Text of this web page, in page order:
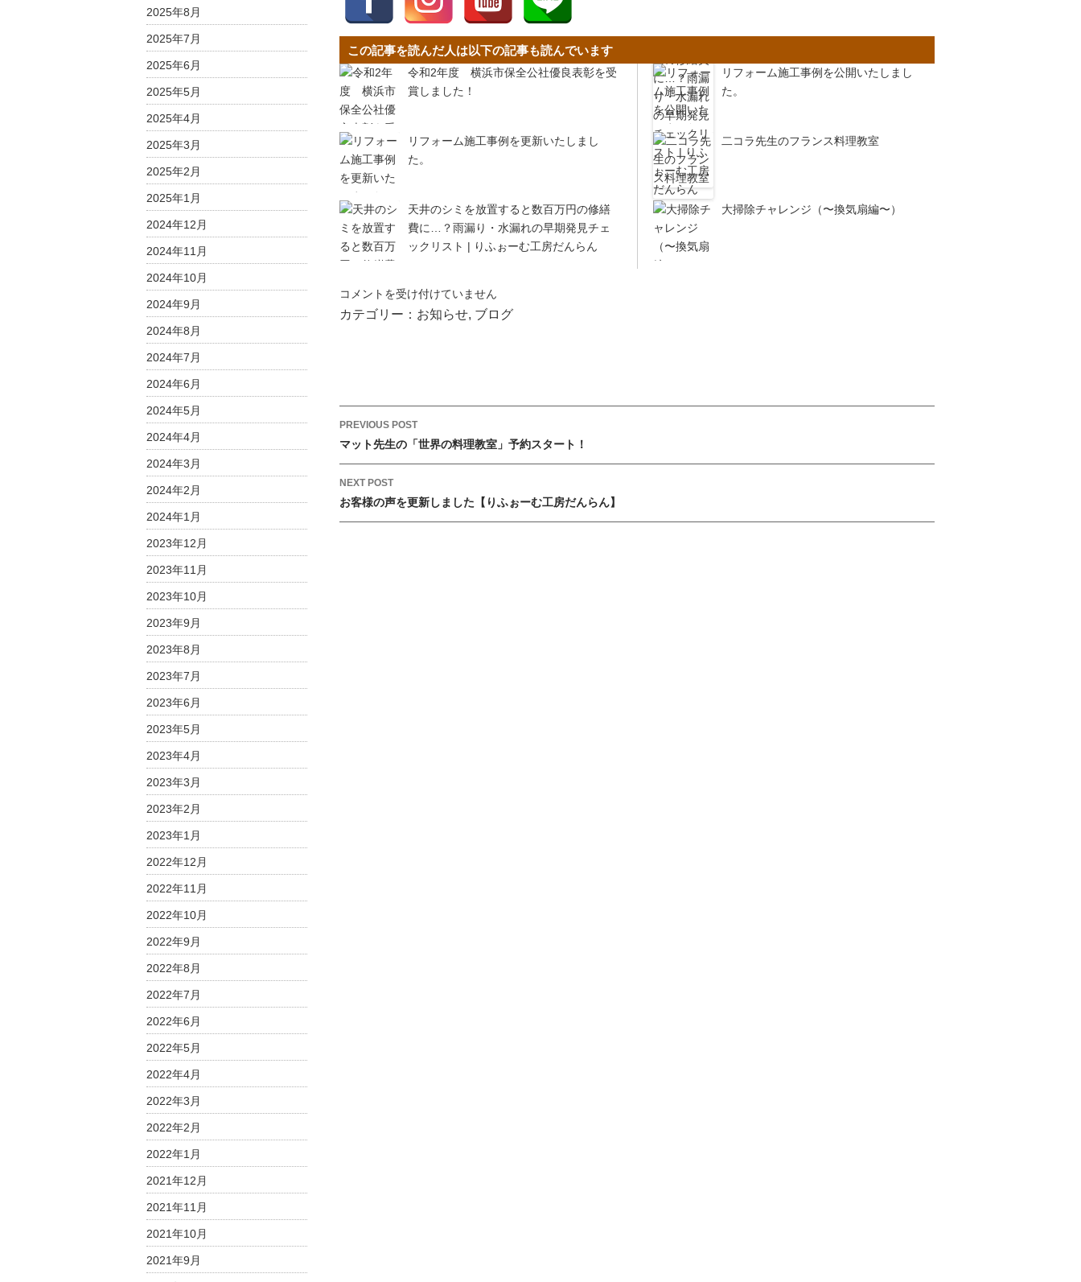
この記事を読んだ人は以下の記事も読んでいます
令和2年度 横浜市保全公社優良表彰を受
賞しました！
リフォーム施工事例を更新いたしまし
た。
天井のシミを放置すると数百万円の修繕
費に…？雨漏り・水漏れの早期発見チェ
ックリスト | りふぉーむ工房だんらん
リフォーム施工事例を公開いたしまし
た。
二コラ先生のフランス料理教室
大掃除チャレンジ（〜換気扇編〜）
｜
料
ロ
グ
｜
コ
ラ
コメントを受け付けていません
カテゴリー： お知らせ, ブログ
P
o
s
t
n
a
PREVIOUS POST
マット先生の「世界の料理教室」予約スタート！
NEXT POST
お客様の声を更新しました【りふぉーむ工房だんらん】
2025年8月
2025年7月
2025年6月
2025年5月
2025年4月
2025年3月
2025年2月
2025年1月
2024年12月
2024年11月
2024年10月
2024年9月
2024年8月
2024年7月
2024年6月
2024年5月
2024年4月
2024年3月
2024年2月
2024年1月
2023年12月
2023年11月
2023年10月
2023年9月
2023年8月
2023年7月
2023年6月
2023年5月
2023年4月
2023年3月
2023年2月
2023年1月
2022年12月
2022年11月
2022年10月
2022年9月
2022年8月
2022年7月
2022年6月
2022年5月
2022年4月
2022年3月
2022年2月
2022年1月
2021年12月
2021年11月
2021年10月
2021年9月